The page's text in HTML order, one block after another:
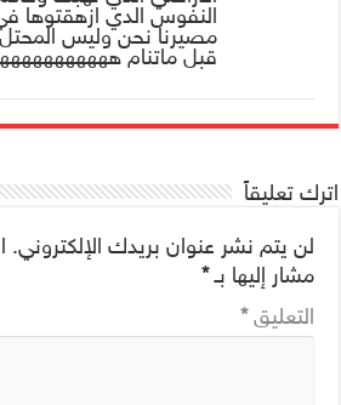
النفوس الدي ازهقتوها
مصيرنا نحن وليس
قبل ماتنام
اترك تعليقاً
لن يتم نشر عنوان بريدك الإلكتروني.
مشار إليها بـ*
التعليق*